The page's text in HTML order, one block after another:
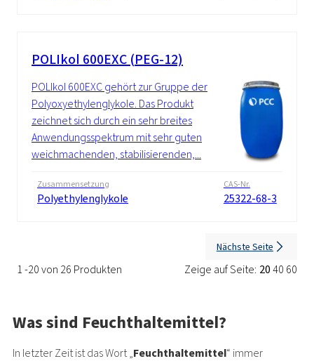
POLIkol 600EXC (PEG-12)
POLIkol 600EXC gehört zur Gruppe der
Polyoxyethylenglykole. Das Produkt
zeichnet sich durch ein sehr breites
Anwendungsspektrum mit sehr guten
weichmachenden, stabilisierenden,...
Zusammensetzung
Polyethylenglykole
CAS-Nr.
25322-68-3
1 -20 von 26 Produkten Zeige auf Seite: 2040 60
Nächste Seite
Was sind Feuchthaltemittel?
In letzter Zeit ist das Wort „Feuchthaltemittel“ immer